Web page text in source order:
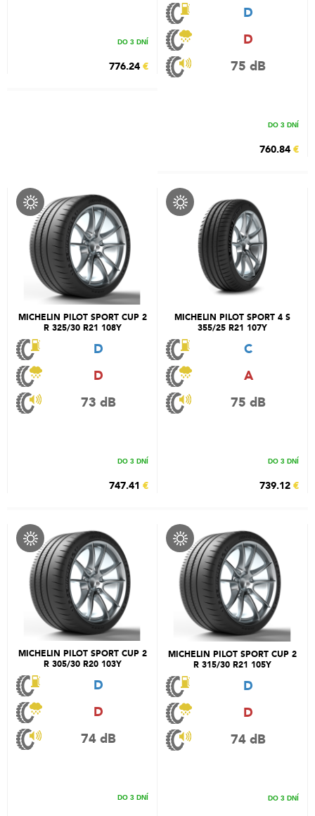
DO 3 DNÍ
776.24 €
D
D
75 dB
DO 3 DNÍ
760.84 €
MICHELIN PILOT SPORT CUP 2
R 325/30 R21 108Y
D
D
73 dB
DO 3 DNÍ
747.41 €
MICHELIN PILOT SPORT 4 S
355/25 R21 107Y
C
A
75 dB
DO 3 DNÍ
739.12 €
MICHELIN PILOT SPORT CUP 2
R 305/30 R20 103Y
D
D
74 dB
DO 3 DNÍ
MICHELIN PILOT SPORT CUP 2
R 315/30 R21 105Y
D
D
74 dB
DO 3 DNÍ